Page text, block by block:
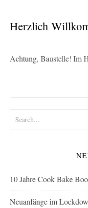
Herzlich
Achtung, Baustelle! Im
10 Jahre Cook Bake
Neuanfänge im